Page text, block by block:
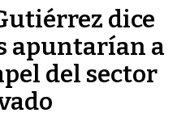
dice
apuntarían a
del sector